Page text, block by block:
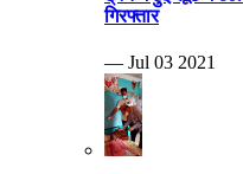
— Jun 06 2021
युवक ने अपनी ही